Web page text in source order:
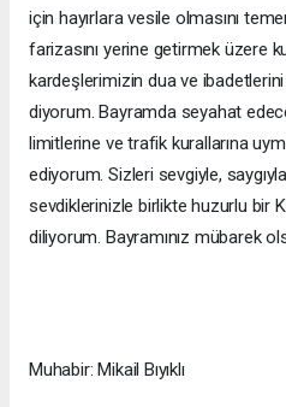
için hayırlara vesile olmasını
farizasını yerine getirmek üzere
kardeşlerimizin dua ve
diyorum. Bayramda seyahat
limitlerine ve trafik kurallarına
ediyorum. Sizleri sevgiyle,
sevdiklerinizle birlikte huzurlu bir
diliyorum. Bayramınız mübarek
Muhabir: Mikail Bıyıklı